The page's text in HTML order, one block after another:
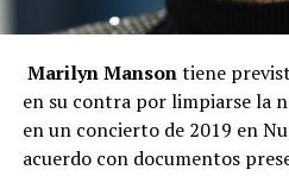
Marilyn Mansontiene
en su contra por limpiarse la
en un concierto de 2019 en
acuerdo con documentos